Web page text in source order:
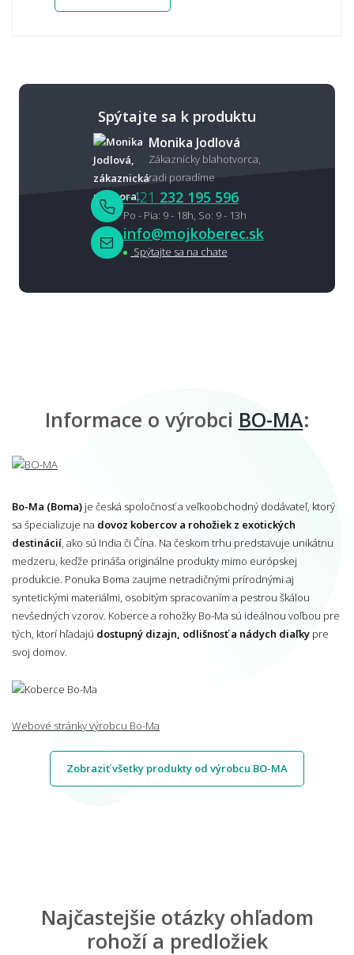
Spýtajte sa k produktu
Monika Jodlová
Zákaznícky blahotvorca,
radi poradíme
+421 232 195 596
Po - Pia: 9 - 18h, So: 9 - 13h
info@mojkoberec.sk
Spýtajte sa na chate
Informace o výrobci BO-MA:
Bo-Ma (Boma) je česká spoločnosť a veľkoobchodný dodávateľ, ktorý
sa špecializuje na dovoz kobercov a rohožiek z exotických
destinácií , ako sú India či Čína. Na českom trhu predstavuje unikátnu
medzeru, keďže prináša originálne produkty mimo európskej
produkcie. Ponuka Boma zaujme netradičnými prírodnými aj
syntetickými materiálmi, osobitým spracovaním a pestrou škálou
nevšedných vzorov. Koberce a rohožky Bo-Ma sú ideálnou voľbou pre
tých, ktorí hľadajú dostupný dizajn, odlišnosť a nádych diaľky pre
svoj domov.
Webové stránky výrobcu Bo-Ma
Zobraziť všetky produkty od výrobcu BO-MA
Najčastejšie otázky ohľadom
rohoží a predložiek